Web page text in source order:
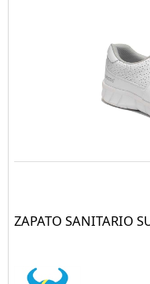
ZAPATO SANITARIO